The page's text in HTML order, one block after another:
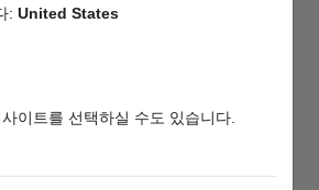
: United States
이트를 선택하실 수도 있습니다.